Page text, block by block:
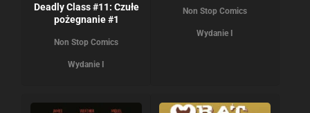
Deadly Class #11: Czułe
pożegnanie #1
Non Stop Comics
Wydanie I
Non Stop Comics
Wydanie I